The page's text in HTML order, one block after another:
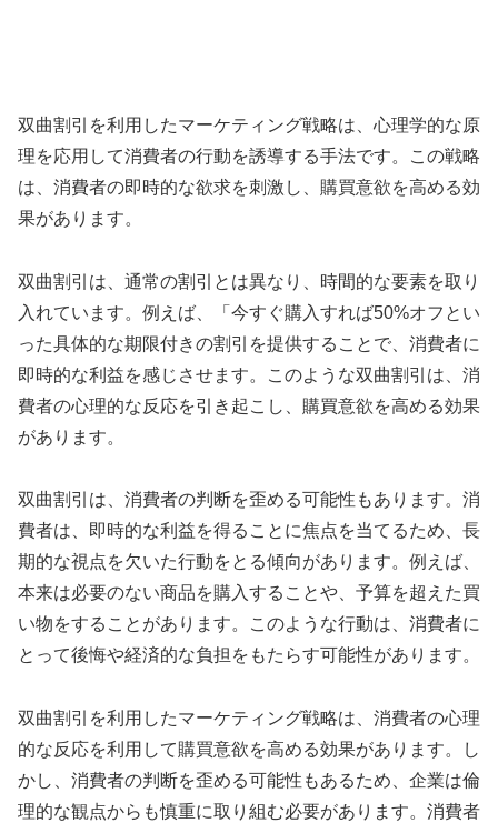
双曲割引を利用したマーケティング戦略は、心理学的な原
理を応用して消費者の行動を誘導する手法です。この戦略
は、消費者の即時的な欲求を刺激し、購買意欲を高める効
果があります。
双曲割引は、通常の割引とは異なり、時間的な要素を取り
入れています。例えば、「今すぐ購入すれば50%オフとい
った具体的な期限付きの割引を提供することで、消費者に
即時的な利益を感じさせます。このような双曲割引は、消
費者の心理的な反応を引き起こし、購買意欲を高める効果
があります。
双曲割引は、消費者の判断を歪める可能性もあります。消
費者は、即時的な利益を得ることに焦点を当てるため、長
期的な視点を欠いた行動をとる傾向があります。例えば、
本来は必要のない商品を購入することや、予算を超えた買
い物をすることがあります。このような行動は、消費者に
とって後悔や経済的な負担をもたらす可能性があります。
双曲割引を利用したマーケティング戦略は、消費者の心理
的な反応を利用して購買意欲を高める効果があります。し
かし、消費者の判断を歪める可能性もあるため、企業は倫
理的な観点からも慎重に取り組む必要があります。消費者